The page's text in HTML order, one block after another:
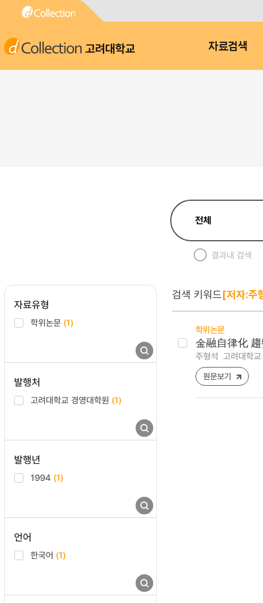
고려대학교 자료검색
결과내 검색
자료유형
학위논문 (1)
발행처
고려대학교 경영대학원 (1)
발행년
1994 (1)
언어
한국어 (1)
검색 키워드[저자:주
학위논문
金融自律化
주형석 고려대학
원문보기